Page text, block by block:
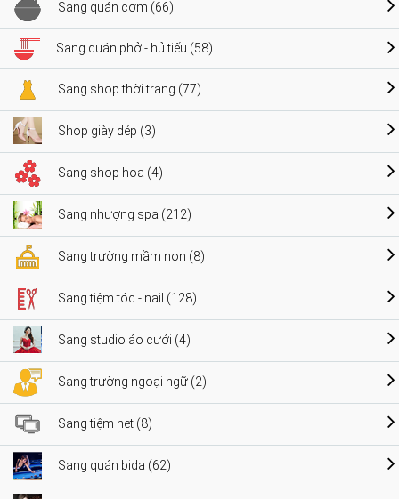
Sang quán cơm (66)
Sang quán phở - hủ tiếu (58)
Sang shop thời trang (77)
Shop giày dép (3)
Sang shop hoa (4)
Sang nhượng spa (212)
Sang trường mầm non (8)
Sang tiệm tóc - nail (128)
Sang studio áo cưới (4)
Sang trường ngoại ngữ (2)
Sang tiệm net (8)
Sang quán bida (62)